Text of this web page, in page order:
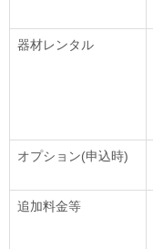
器材レンタル
オプション(申込時)
追加料金等